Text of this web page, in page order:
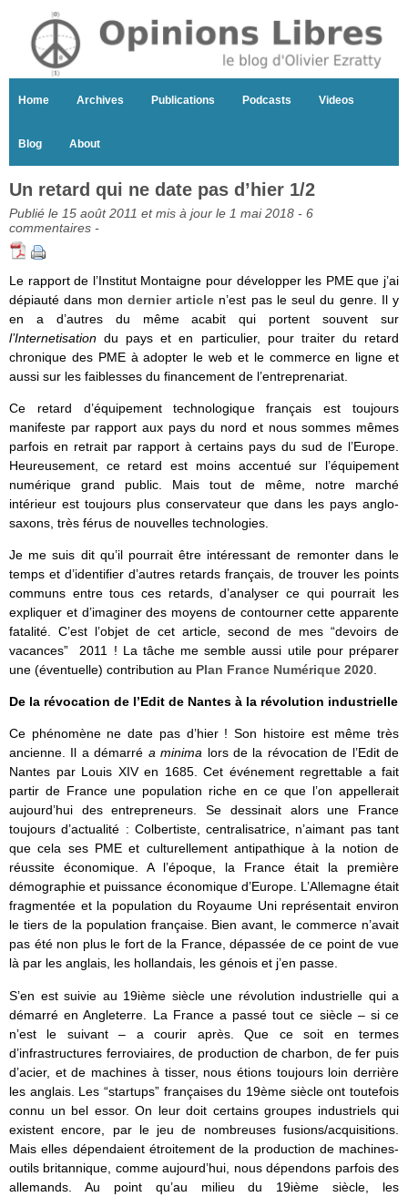
Home Archives Publications Podcasts Videos
Blog About
Un retard qui ne date pas d’hier 1/2
Publié le 15 août 2011 et mis à jour le 1 mai 2018 - 6
commentaires -
Le rapport de l’Institut Montaigne pour développer les PME que j’ai
dépiauté dans mon dernier article n’est pas le seul du genre. Il y
en a d’autres du même acabit qui portent souvent sur
l’Internetisationdu pays et en particulier, pour traiter du retard
chronique des PME à adopter le web et le commerce en ligne et
aussi sur les faiblesses du financement de l’entreprenariat.
Ce retard d’équipement technologique français est toujours
manifeste par rapport aux pays du nord et nous sommes mêmes
parfois en retrait par rapport à certains pays du sud de l’Europe.
Heureusement, ce retard est moins accentué sur l’équipement
numérique grand public. Mais tout de même, notre marché
intérieur est toujours plus conservateur que dans les pays anglo-
saxons, très férus de nouvelles technologies.
Je me suis dit qu’il pourrait être intéressant de remonter dans le
temps et d’identifier d’autres retards français, de trouver les points
communs entre tous ces retards, d’analyser ce qui pourrait les
expliquer et d’imaginer des moyens de contourner cette apparente
fatalité. C’est l’objet de cet article, second de mes “devoirs de
vacances” 2011 ! La tâche me semble aussi utile pour préparer
une (éventuelle) contribution au Plan France Numérique 2020.
De la révocation de l’Edit de Nantes à la révolution industrielle
Ce phénomène ne date pas d’hier ! Son histoire est même très
ancienne. Il a démarré a minima lors de la révocation de l’Edit de
Nantes par Louis XIV en 1685. Cet événement regrettable a fait
partir de France une population riche en ce que l’on appellerait
aujourd’hui des entrepreneurs. Se dessinait alors une France
toujours d’actualité : Colbertiste, centralisatrice, n’aimant pas tant
que cela ses PME et culturellement antipathique à la notion de
réussite économique. A l’époque, la France était la première
démographie et puissance économique d’Europe. L’Allemagne était
fragmentée et la population du Royaume Uni représentait environ
le tiers de la population française. Bien avant, le commerce n’avait
pas été non plus le fort de la France, dépassée de ce point de vue
là par les anglais, les hollandais, les génois et j’en passe.
S’en est suivie au 19ième siècle une révolution industrielle qui a
démarré en Angleterre. La France a passé tout ce siècle – si ce
n’est le suivant – a courir après. Que ce soit en termes
d’infrastructures ferroviaires, de production de charbon, de fer puis
d’acier, et de machines à tisser, nous étions toujours loin derrière
les anglais. Les “startups” françaises du 19ème siècle ont toutefois
connu un bel essor. On leur doit certains groupes industriels qui
existent encore, par le jeu de nombreuses fusions/acquisitions.
Mais elles dépendaient étroitement de la production de machines-
outils britannique, comme aujourd’hui, nous dépendons parfois des
allemands. Au point qu’au milieu du 19ième siècle, les